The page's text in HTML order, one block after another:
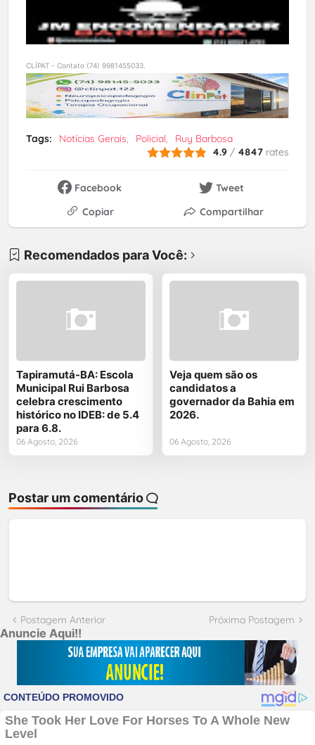
CLÍPAT - Contato (74) 9981455033.
Tags: Notícias Gerais Policial
Ruy Barbosa
4.9 / 4847 rates
Facebook
Tweet
Copiar
Compartilhar
Recomendados para Você:
Tapiramutá-BA: Escola
Municipal Rui Barbosa
celebra crescimento
histórico no IDEB: de 5.4
para 6.8.
06 Agosto, 2026
Veja quem são os
candidatos a
governador da Bahia em
2026.
06 Agosto, 2026
Postar um comentário
Postagem Anterior Próxima Postagem
Anuncie Aqui!!